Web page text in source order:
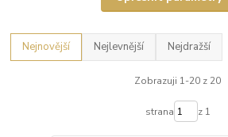
Nejnovější Nejlevnější Nejdražší
Zobrazuji 1-20 z 20
strana z 1